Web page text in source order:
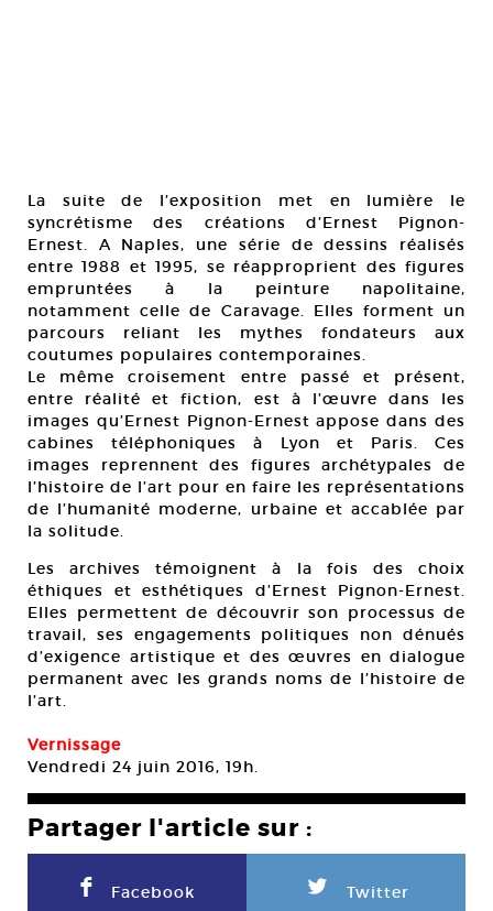
La suite de l’exposition met en lumière le
syncrétisme des créations d’Ernest Pignon-
Ernest. A Naples, une série de dessins réalisés
entre 1988 et 1995, se réapproprient des figures
empruntées à la peinture napolitaine,
notamment celle de Caravage. Elles forment un
parcours reliant les mythes fondateurs aux
coutumes populaires contemporaines.
Le même croisement entre passé et présent,
entre réalité et fiction, est à l’œuvre dans les
images qu’Ernest Pignon-Ernest appose dans des
cabines téléphoniques à Lyon et Paris. Ces
images reprennent des figures archétypales de
l’histoire de l’art pour en faire les représentations
de l’humanité moderne, urbaine et accablée par
la solitude.
Les archives témoignent à la fois des choix
éthiques et esthétiques d’Ernest Pignon-Ernest.
Elles permettent de découvrir son processus de
travail, ses engagements politiques non dénués
d’exigence artistique et des œuvres en dialogue
permanent avec les grands noms de l’histoire de
l’art.
Vernissage
Vendredi 24 juin 2016, 19h.
Partager l'article sur :
F Facebook L Twitter